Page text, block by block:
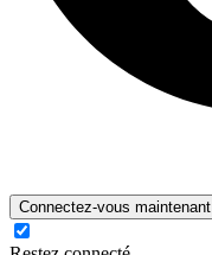
Connectez-vous maintenant